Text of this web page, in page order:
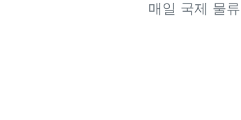
매일 국제 물